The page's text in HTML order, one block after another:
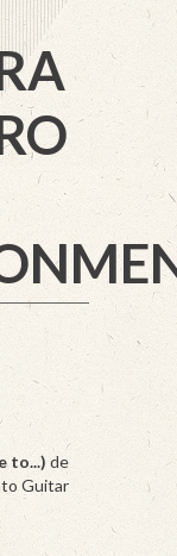
to...) de
Guitar